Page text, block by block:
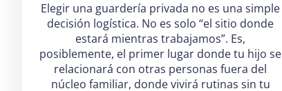
Elegir una guardería privada no es una simple
decisión logística. No es solo “el sitio donde
estará mientras trabajamos”. Es,
posiblemente, el primer lugar donde tu hijo se
relacionará con otras personas fuera del
núcleo familiar, donde vivirá rutinas sin tu